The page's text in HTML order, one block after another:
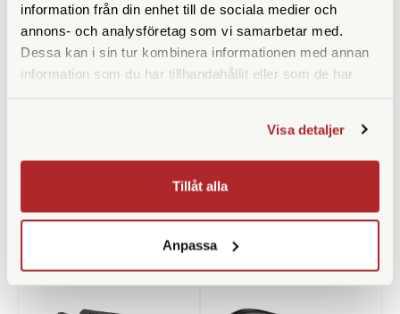
information från din enhet till de sociala medier och
annons- och analysföretag som vi samarbetar med.
Dessa kan i sin tur kombinera informationen med annan
information som du har tillhandahållit eller som de har
Visa detaljer
Tillåt alla
Anpassa
LÄS MER
KÖP
Fujifilm Fjärrkontroll (RR-100)
349 SEK
LÄS MER
KÖP